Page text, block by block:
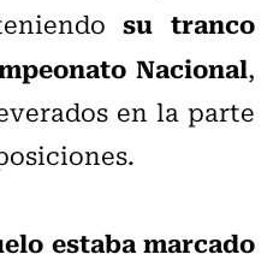
su tranco
Nacional,
en la parte
estaba marcado